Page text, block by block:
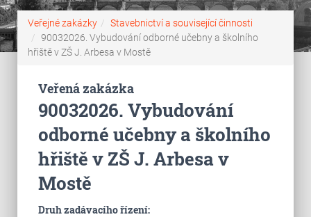
Veřejné zakázky
Stavebnictví a související činnosti
90032026. Vybudování odborné učebny a školního
hřiště v ZŠ J. Arbesa v Mostě
Veřená zakázka
90032026. Vybudování
odborné učebny a školního
hřiště v ZŠ J. Arbesa v
Mostě
Druh zadávacího řízení: